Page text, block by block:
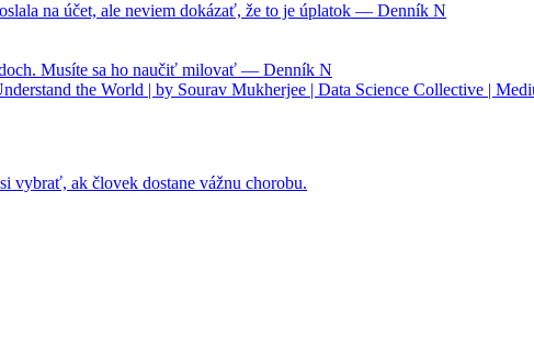
na účet, ale neviem dokázať, že to je úplatok — Denník N
Musíte sa ho naučiť milovať — Denník N
the World | by Sourav Mukherjee | Data Science Collective |
vybrať, ak človek dostane vážnu chorobu.